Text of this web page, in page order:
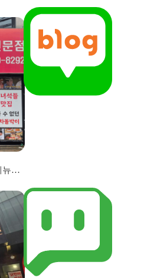
석계 TV 출현 맛집 고깃집 메뉴판 및 선팅시공